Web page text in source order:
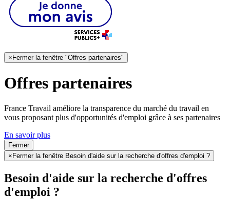
× Fermer la fenêtre "Offres partenaires"
Offres partenaires
France Travail améliore la transparence du marché du travail en
vous proposant plus d'opportunités d'emploi grâce à ses partenaires
En savoir plus
Fermer
× Fermer la fenêtre Besoin d'aide sur la recherche d'offres d'emploi ?
Besoin d'aide sur la recherche d'offres
d'emploi ?